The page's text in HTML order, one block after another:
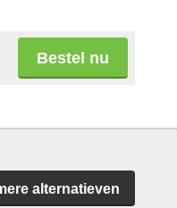
Bestel nu
alternatieven